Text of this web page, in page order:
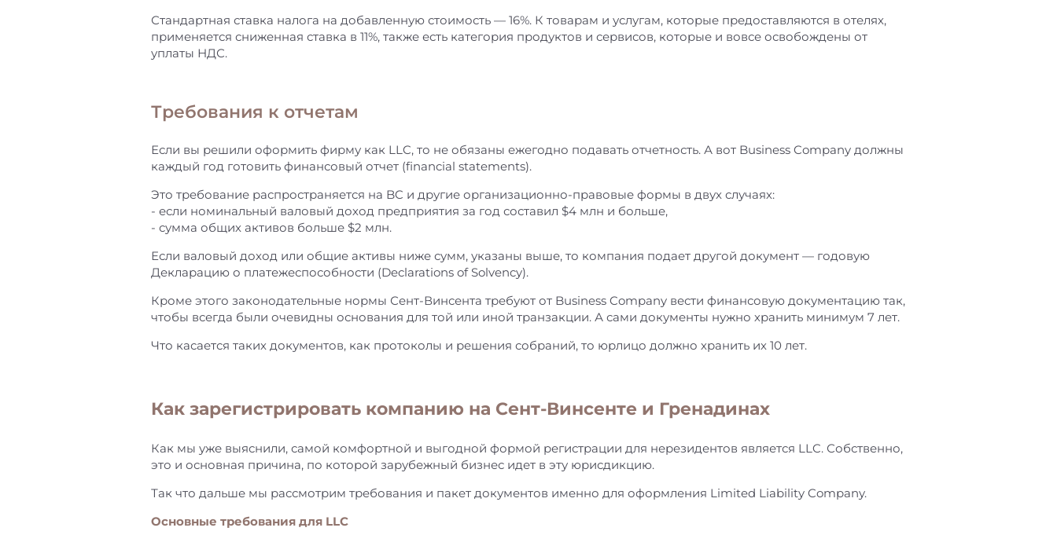
Стандартная ставка налога на добавленную стоимость — 16%. К товарам и услугам, которые предоставляются в отелях,
применяется сниженная ставка в 11%, также есть категория продуктов и сервисов, которые и вовсе освобождены от
уплаты НДС.
Требования к отчетам
Если вы решили оформить фирму как LLC, то не обязаны ежегодно подавать отчетность. А вот Business Company должны
каждый год готовить финансовый отчет (financial statements).
Это требование распространяется на BC и другие организационно-правовые формы в двух случаях:
- если номинальный валовый доход предприятия за год составил $4 млн и больше,
- сумма общих активов больше $2 млн.
Если валовый доход или общие активы ниже сумм, указаны выше, то компания подает другой документ — годовую
Декларацию о платежеспособности (Declarations of Solvency).
Кроме этого законодательные нормы Сент-Винсента требуют от Business Company вести финансовую документацию так,
чтобы всегда были очевидны основания для той или иной транзакции. А сами документы нужно хранить минимум 7 лет.
Что касается таких документов, как протоколы и решения собраний, то юрлицо должно хранить их 10 лет.
Как зарегистрировать компанию на Сент-Винсенте и Гренадинах
Как мы уже выяснили, самой комфортной и выгодной формой регистрации для нерезидентов является LLC. Собственно,
это и основная причина, по которой зарубежный бизнес идет в эту юрисдикцию.
Так что дальше мы рассмотрим требования и пакет документов именно для оформления Limited Liability Company.
Основные требования для LLC